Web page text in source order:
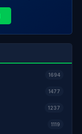
1694
1477
1237
1119